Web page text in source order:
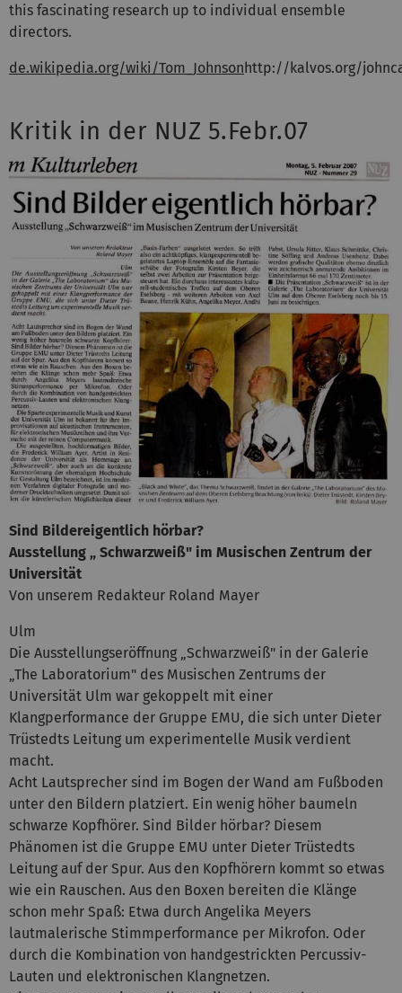
this fascinating research up to individual ensemble
directors.
de.wikipedia.org/wiki/Tom_Johnsonhttp://kalvos.org/
Kritik in der NUZ 5.Febr.07
Sind Bildereigentlich hörbar?
Ausstellung „ Schwarzweiß" im Musischen Zentrum der
Universität
Von unserem Redakteur Roland Mayer
Ulm
Die Ausstellungseröffnung „Schwarzweiß" in der Galerie
„The Laboratorium" des Musischen Zentrums der
Universität Ulm war gekoppelt mit einer
Klangperformance der Gruppe EMU, die sich unter Dieter
Trüstedts Leitung um experimentelle Musik verdient
macht.
Acht Lautsprecher sind im Bogen der Wand am Fußboden
unter den Bildern platziert. Ein wenig höher baumeln
schwarze Kopfhörer. Sind Bilder hörbar? Diesem
Phänomen ist die Gruppe EMU unter Dieter Trüstedts
Leitung auf der Spur. Aus den Kopfhörern kommt so etwas
wie ein Rauschen. Aus den Boxen bereiten die Klänge
schon mehr Spaß: Etwa durch Angelika Meyers
lautmalerische Stimmperformance per Mikrofon. Oder
durch die Kombination von handgestrickten Percussiv-
Lauten und elektronischen Klangnetzen.